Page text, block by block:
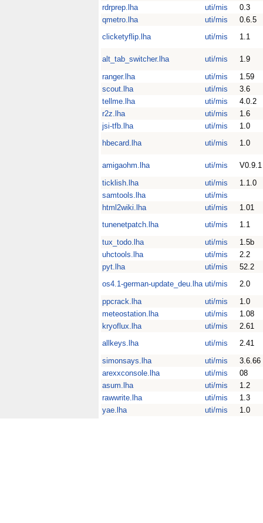
rdrprep.lha
uti/mis
0.3
qmetro.lha
uti/mis
0.6.5
clicketyflip.lha
uti/mis 1.1
alt_tab_switcher.lha uti/mis
1.9
ranger.lha
uti/mis
1.59
scout.lha
uti/mis
3.6
tellme.lha
uti/mis
4.0.2
r2z.lha
uti/mis
1.6
jsi-tfb.lha
uti/mis
1.0
hbecard.lha
uti/mis 1.0
amigaohm.lha uti/mis
V0.9.1
ticklish.lha
uti/mis
1.1.0
samtools.lha
uti/mis
html2wiki.lha
uti/mis
1.01
tunenetpatch.lha
uti/mis
1.1
tux_todo.lha
uti/mis
1.5b
uhctools.lha
uti/mis
2.2
pyt.lha
uti/mis
52.2
os4.1-german-update_deu.lha uti/mis
2.0
ppcrack.lha
uti/mis
1.0
meteostation.lha
uti/mis
1.08
kryoflux.lha
uti/mis
2.61
allkeys.lha
uti/mis
2.41
simonsays.lha
uti/mis
3.6.66
arexxconsole.lha
uti/mis
08
asum.lha
uti/mis
1.2
rawwrite.lha
uti/mis
1.3
yae.lha
uti/mis 1.0